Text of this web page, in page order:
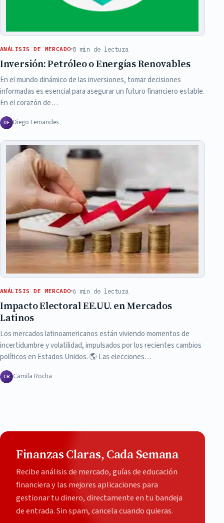
ANÁLISIS DE MERCADO 8 min de lectura
Inversión: Petróleo o Energías Renovables
En el mundo dinámico de las inversiones, tomar decisiones
informadas es esencial para asegurar un futuro financiero estable.
En el corazón de…
DF Diego Fernandes
ANÁLISIS DE MERCADO 6 min de lectura
Impacto Electoral EE.UU. en Mercados
Latinos
Los mercados latinoamericanos están viviendo momentos de
incertidumbre y volatilidad, impulsados por los recientes cambios
políticos en Estados Unidos. 🌎 Las elecciones…
CR Camila Rocha
Finanzas Claras, Cada Semana
Recibe análisis de mercado, guías de educación
financiera y las mejores aplicaciones para
gestionar tu dinero, directamente en tu bandeja
de entrada. Sin spam, cancela cuando quieras.